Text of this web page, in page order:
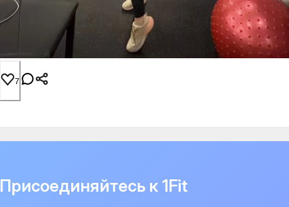
7
Присоединяйтесь к 1Fit